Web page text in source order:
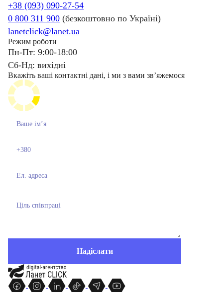
+38 (093) 090-27-54
0 800 311 900 (безкоштовно по Україні)
lanetclick@lanet.ua
Режим роботи
Пн-Пт: 9:00-18:00
Сб-Нд: вихідні
Вкажіть ваші контактні дані, і ми з вами звʼяжемося